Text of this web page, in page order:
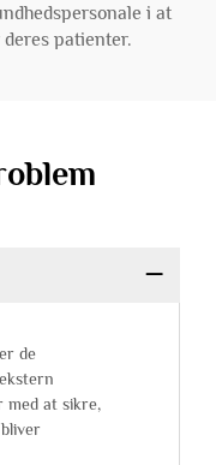
i at
patienter.
de
med at sikre,